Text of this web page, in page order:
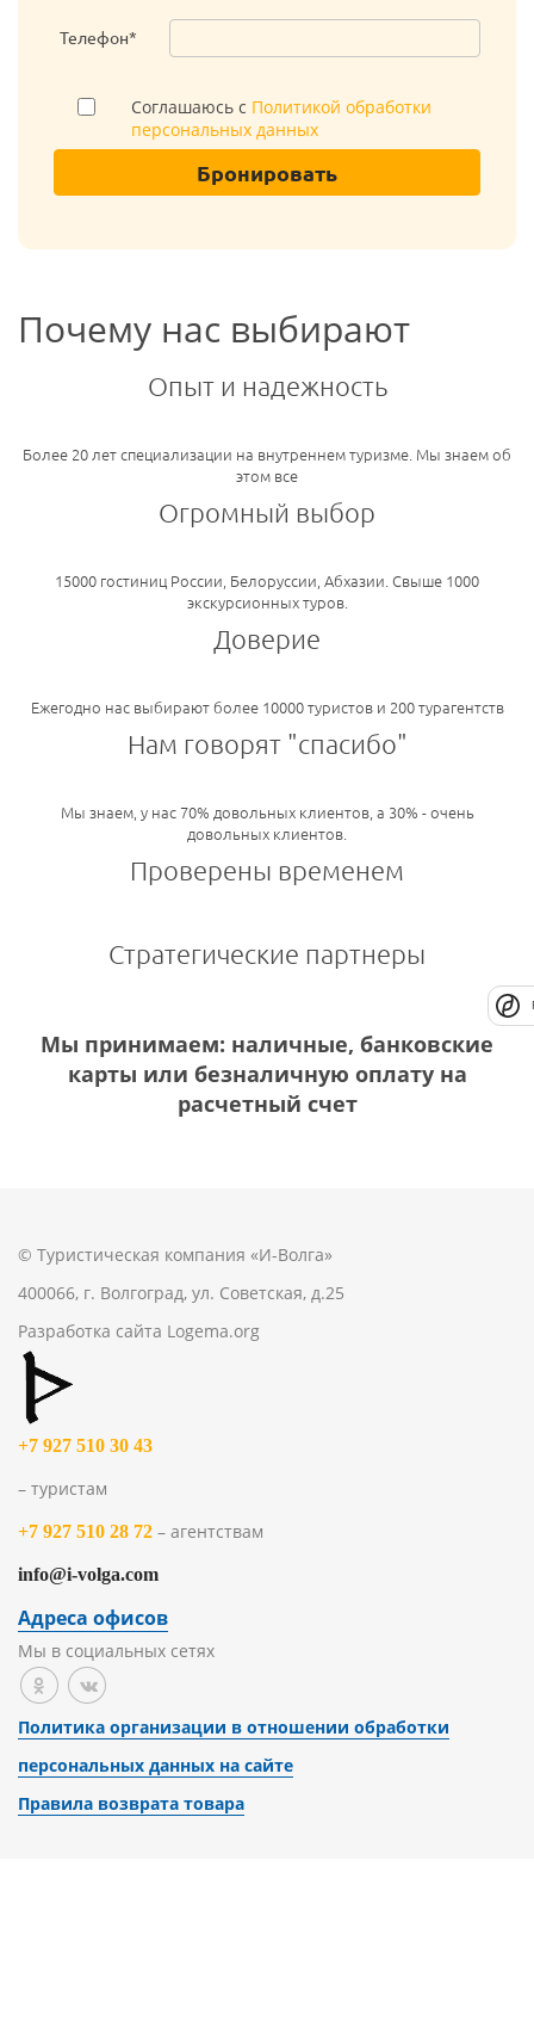
Телефон*
Соглашаюсь с Политикой обработки
персональных данных
Бронировать
Почему нас выбирают
Опыт и надежность
Более 20 лет специализации на внутреннем туризме. Мы знаем об
этом все
Огромный выбор
15000 гостиниц России, Белоруссии, Абхазии. Свыше 1000
экскурсионных туров.
Доверие
Ежегодно нас выбирают более 10000 туристов и 200 турагентств
Нам говорят "спасибо"
Мы знаем, у нас 70% довольных клиентов, а 30% - очень
довольных клиентов.
Проверены временем
Стратегические партнеры
Мы принимаем: наличные, банковские
карты или безналичную оплату на
расчетный счет
© Туристическая компания «И-Волга»
400066, г. Волгоград, ул. Советская, д.25
Разработка сайта Logema.org
+7 927 510 30 43
– туристам
+7 927 510 28 72 – агентствам
info@i-volga.com
Адреса офисов
Мы в социальных сетях
Политика организации в отношении обработки
персональных данных на сайте
Правила возврата товара